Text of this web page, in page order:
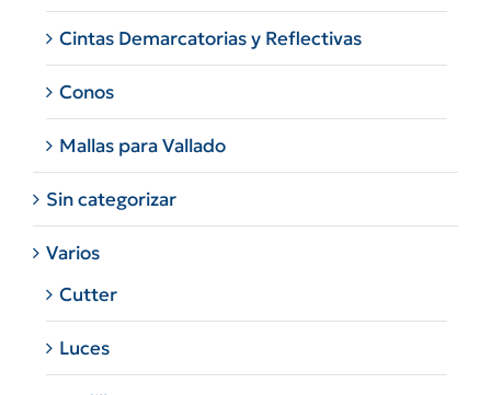
Cintas Demarcatorias y Reflectivas
Conos
Mallas para Vallado
Sin categorizar
Varios
Cutter
Luces